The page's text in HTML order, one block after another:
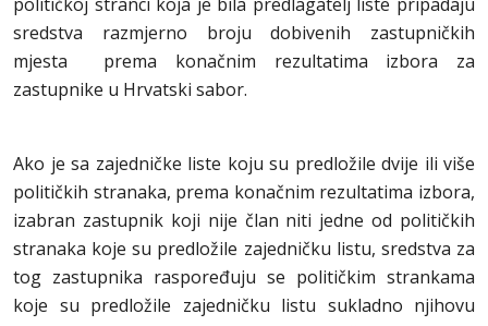
sredstva razmjerno broju dobivenih zastupničkih
mjesta prema konačnim rezultatima izbora za
zastupnike u Hrvatski sabor.
Ako je sa zajedničke liste koju su predložile dvije ili više
političkih stranaka, prema konačnim rezultatima izbora,
izabran zastupnik koji nije član niti jedne od političkih
stranaka koje su predložile zajedničku listu, sredstva za
tog zastupnika raspoređuju se političkim strankama
koje su predložile zajedničku listu sukladno njihovu